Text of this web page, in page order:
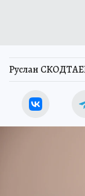
Руслан